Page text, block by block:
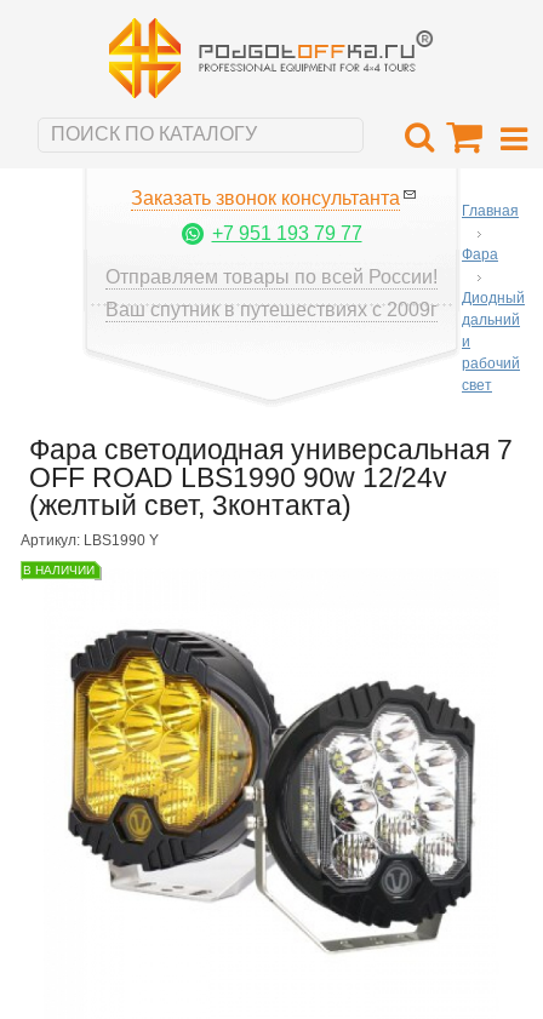
Заказать звонок консультанта
+7 951 193 79 77
Отправляем товары по всей России!
Ваш спутник в путешествиях с 2009г
Главная
Фара
Диодный
дальний
и
рабочий
свет
Фара светодиодная универсальная 7
OFF ROAD LBS1990 90w 12/24v
(желтый свет, 3контакта)
Артикул: LBS1990 Y
В НАЛИЧИИ